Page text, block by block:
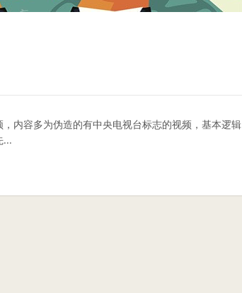
内容多为伪造的有中央电视台标志的视频，基本逻辑
...